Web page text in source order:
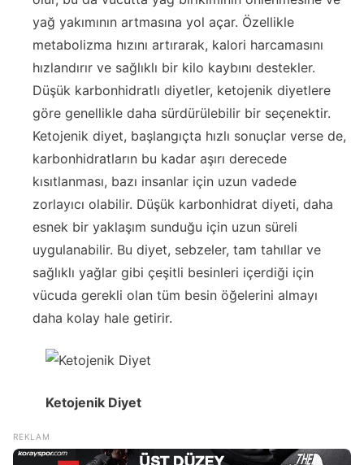
yağ yakımının artmasına yol açar. Özellikle
metabolizma hızını artırarak, kalori harcamasını
hızlandırır ve sağlıklı bir kilo kaybını destekler.
Düşük karbonhidratlı diyetler, ketojenik diyetlere
göre genellikle daha sürdürülebilir bir seçenektir.
Ketojenik diyet, başlangıçta hızlı sonuçlar verse de,
karbonhidratların bu kadar aşırı derecede
kısıtlanması, bazı insanlar için uzun vadede
zorlayıcı olabilir. Düşük karbonhidrat diyeti, daha
esnek bir yaklaşım sunduğu için uzun süreli
uygulanabilir. Bu diyet, sebzeler, tam tahıllar ve
sağlıklı yağlar gibi çeşitli besinleri içerdiği için
vücuda gerekli olan tüm besin öğelerini almayı
daha kolay hale getirir.
Ketojenik Diyet